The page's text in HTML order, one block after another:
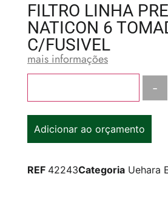
FILTRO LINHA
NATICON 6
C/FUSIVEL
mais informações
-
Adicionar ao orçamento
REF 42243Categoria Uehara